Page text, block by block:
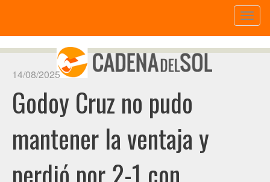
14/08/2025
Godoy Cruz no pudo
mantener la ventaja y
perdió por 2-1 con